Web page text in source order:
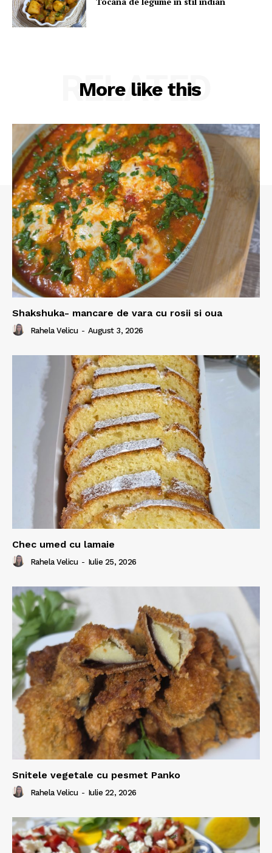
More like this
RELATED
Shakshuka- mancare de vara cu rosii si oua
Rahela Velicu - August 3, 2026
Chec umed cu lamaie
Rahela Velicu - Iulie 25, 2026
Snitele vegetale cu pesmet Panko
Rahela Velicu - Iulie 22, 2026